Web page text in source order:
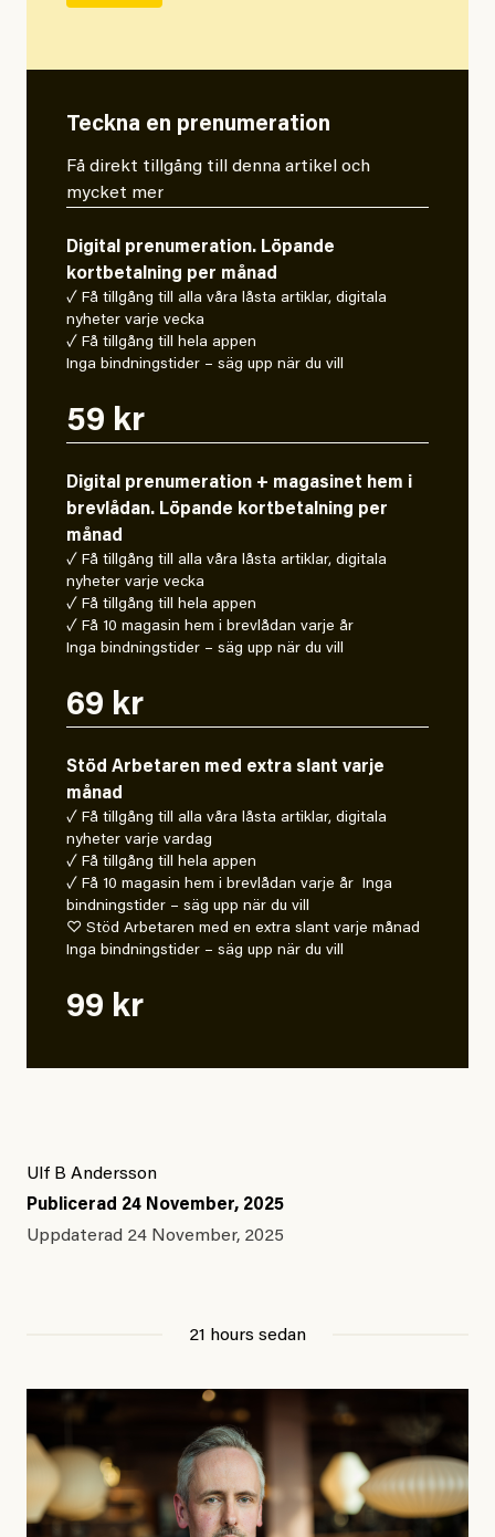
Teckna en prenumeration
Få direkt tillgång till denna artikel och
mycket mer
Digital prenumeration. Löpande
kortbetalning per månad
✓ Få tillgång till alla våra låsta artiklar, digitala
nyheter varje vecka
✓ Få tillgång till hela appen
Inga bindningstider – säg upp när du vill
59 kr
Digital prenumeration + magasinet hem i
brevlådan. Löpande kortbetalning per
månad
✓ Få tillgång till alla våra låsta artiklar, digitala
nyheter varje vecka
✓ Få tillgång till hela appen
✓ Få 10 magasin hem i brevlådan varje år
Inga bindningstider – säg upp när du vill
69 kr
Stöd Arbetaren med extra slant varje
månad
✓ Få tillgång till alla våra låsta artiklar, digitala
nyheter varje vardag
✓ Få tillgång till hela appen
✓ Få 10 magasin hem i brevlådan varje år Inga
bindningstider – säg upp när du vill
♡ Stöd Arbetaren med en extra slant varje månad
Inga bindningstider – säg upp när du vill
99 kr
Ulf B Andersson
Publicerad 24 November, 2025
Uppdaterad 24 November, 2025
21 hours sedan